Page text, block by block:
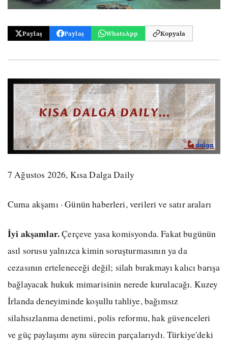
Paylaş Paylaş WhatsApp Kopyala
7 Ağustos 2026, Kısa Dalga Daily
Cuma akşamı · Günün haberleri, verileri ve satır araları
İyi akşamlar.Çerçeve yasa komisyonda. Fakat bugünün
asıl sorusu yalnızca kimin soruşturmasının ya da
cezasının erteleneceği değil; silah bırakmayı kalıcı barışa
bağlayacak hukuk mimarisinin nerede kurulacağı. Kuzey
İrlanda deneyiminde koşullu tahliye, bağımsız
silahsızlanma denetimi, polis reformu, hak güvenceleri
ve güç paylaşımı aynı sürecin parçalarıydı. Türkiye'deki